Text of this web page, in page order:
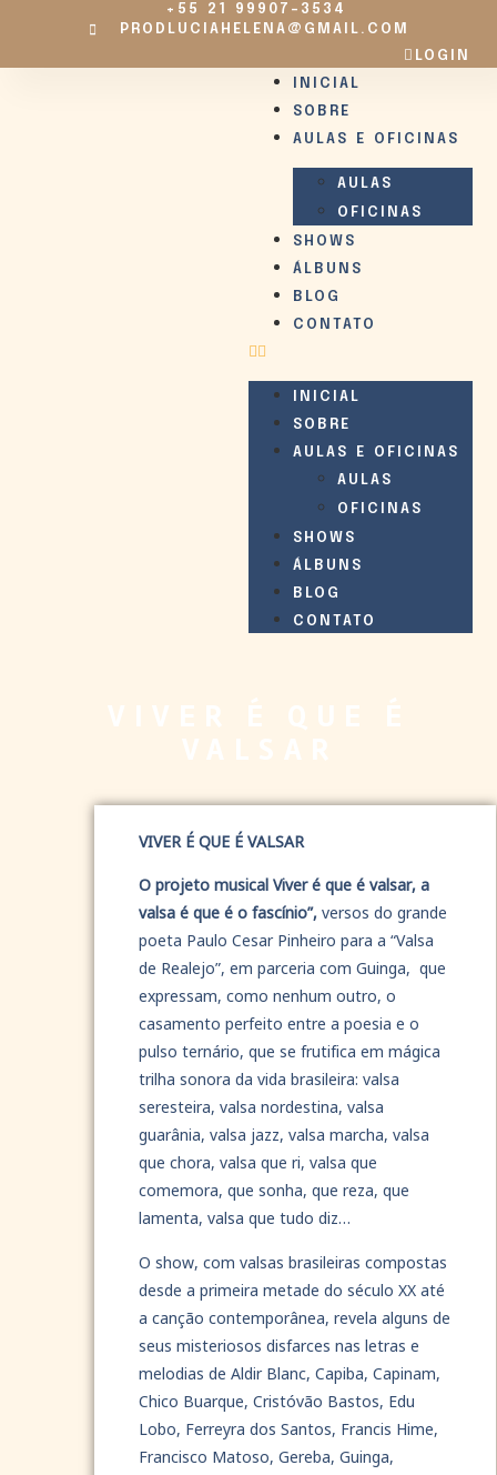
+55 21 99907-3534
PRODLUCIAHELENA@GMAIL.COM
LOGIN
INICIAL
SOBRE
AULAS E OFICINAS
AULAS
OFICINAS
SHOWS
ÁLBUNS
BLOG
CONTATO
INICIAL
SOBRE
AULAS E OFICINAS
AULAS
OFICINAS
SHOWS
ÁLBUNS
BLOG
CONTATO
VIVER É QUE É VALSAR
O projeto musical Viver é que é valsar, a
valsa é que é o fascínio”, versos do grande
poeta Paulo Cesar Pinheiro para a “Valsa
de Realejo”, em parceria com Guinga, que
expressam, como nenhum outro, o
casamento perfeito entre a poesia e o
pulso ternário, que se frutifica em mágica
trilha sonora da vida brasileira: valsa
seresteira, valsa nordestina, valsa
guarânia, valsa jazz, valsa marcha, valsa
que chora, valsa que ri, valsa que
comemora, que sonha, que reza, que
lamenta, valsa que tudo diz…
O show, com valsas brasileiras compostas
desde a primeira metade do século XX até
a canção contemporânea, revela alguns de
seus misteriosos disfarces nas letras e
melodias de Aldir Blanc, Capiba, Capinam,
Chico Buarque, Cristóvão Bastos, Edu
Lobo, Ferreyra dos Santos, Francis Hime,
Francisco Matoso, Gereba, Guinga,